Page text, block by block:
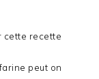
cette recette
peut on